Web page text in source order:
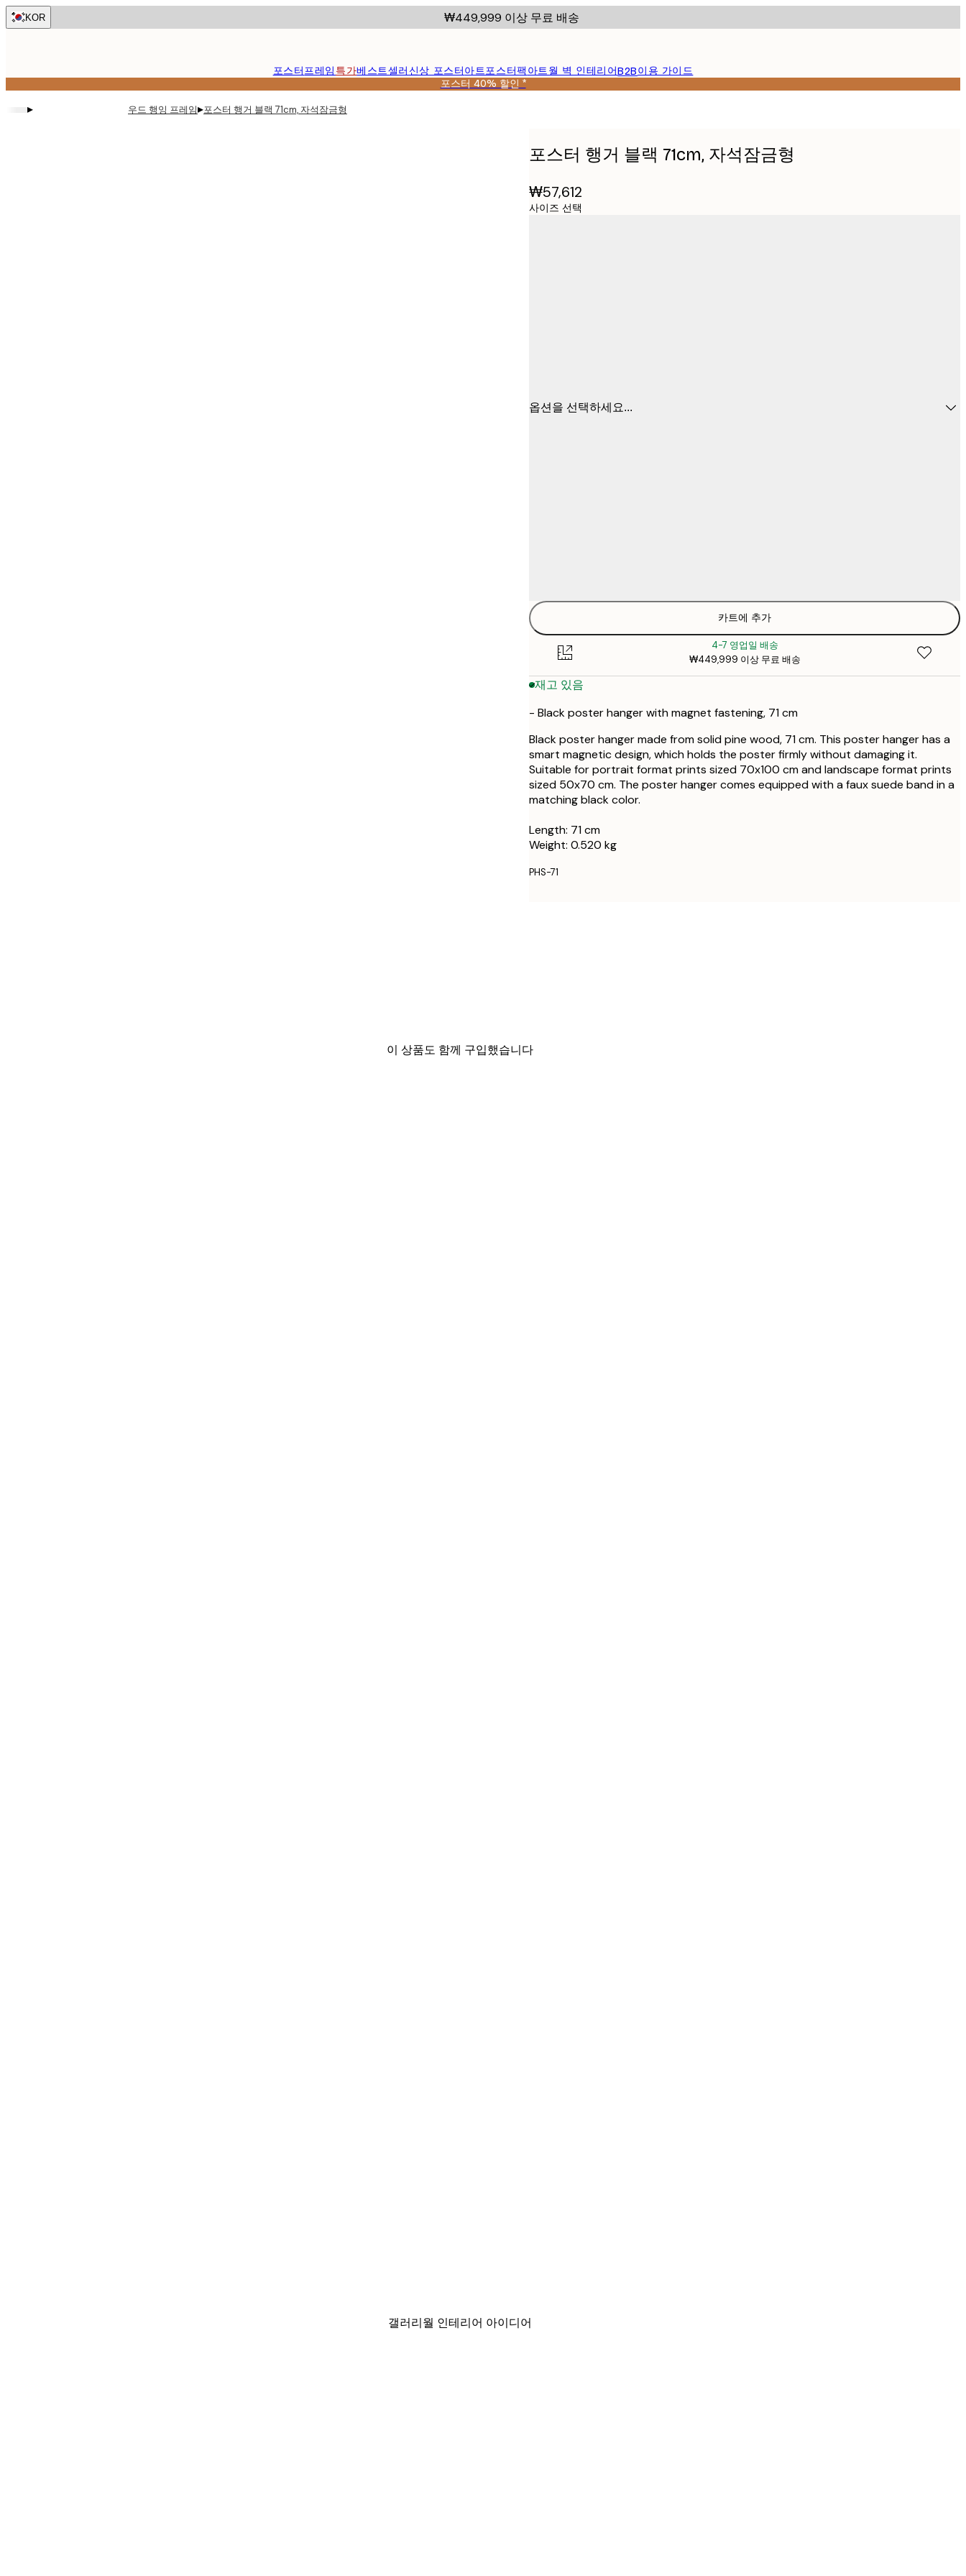
Skip
to
KOR ₩449,999 이상 무료 배송
포스터프레임 특가베스트셀러 신상 포스터아트포스터팩 아트월 벽 인테리어B2B이용 가이드
포스터 40% 할인 *
▸ 우드 행잉 프레임▸포스터 행거 블랙 71cm, 자석잠금형
포스터 행거 블랙 71cm, 자석잠금형
₩57,612
사이즈 선택
옵션을 선택하세요...
카트에 추가
4-7 영업일 배송
₩449,999 이상 무료 배송
재고 있음
- Black poster hanger with magnet fastening, 71 cm
Black poster hanger made from solid pine wood, 71 cm. This poster hanger has a
smart magnetic design, which holds the poster firmly without damaging it.
Suitable for portrait format prints sized 70x100 cm and landscape format prints
sized 50x70 cm. The poster hanger comes equipped with a faux suede band in a
matching black color.
Length: 71 cm
Weight: 0.520 kg
PHS-71
이 상품도 함께 구입했습니다
갤러리월 인테리어 아이디어